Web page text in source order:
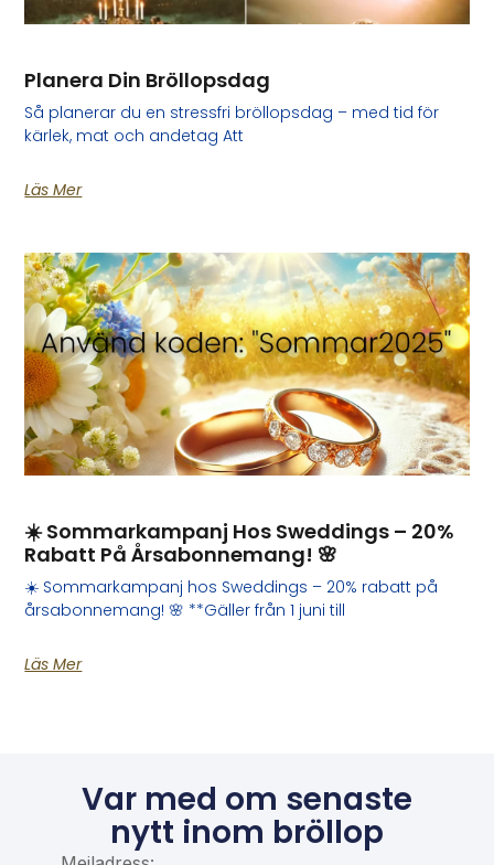
Planera Din Bröllopsdag
Så planerar du en stressfri bröllopsdag – med tid för
kärlek, mat och andetag Att
Läs Mer
☀️ Sommarkampanj Hos Sweddings – 20%
Rabatt På Årsabonnemang! 🌸
☀️ Sommarkampanj hos Sweddings – 20% rabatt på
årsabonnemang! 🌸 **Gäller från 1 juni till
Läs Mer
Var med om senaste
nytt inom bröllop